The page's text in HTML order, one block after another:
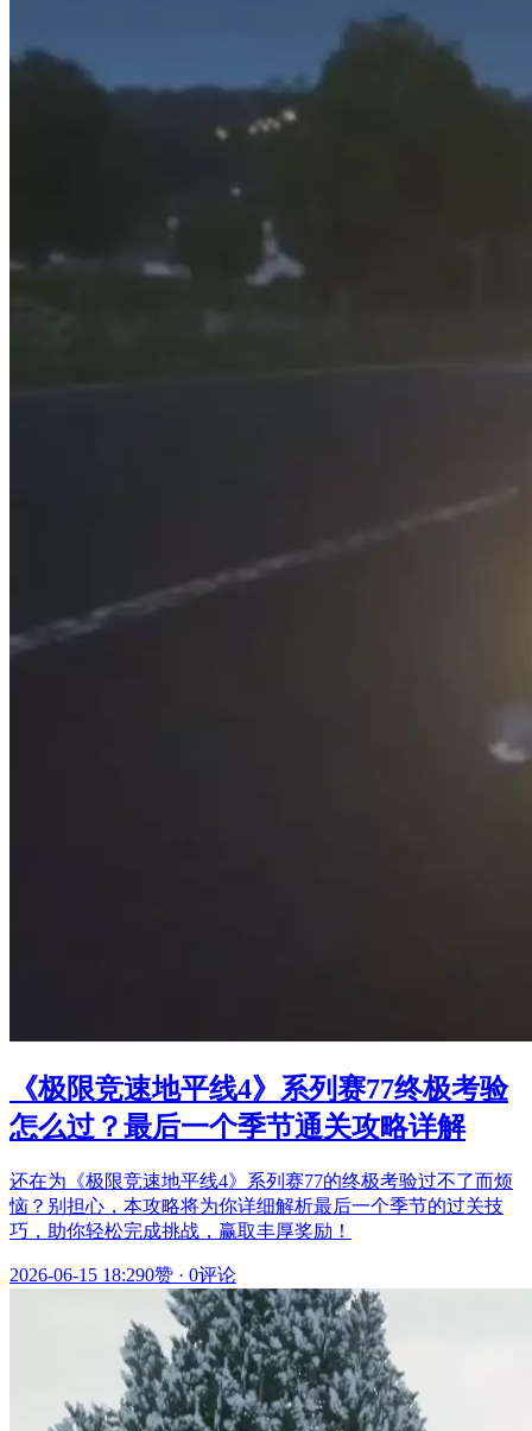
《极限竞速地平线4》系列赛77终极考验
怎么过？最后一个季节通关攻略详解
还在为《极限竞速地平线4》系列赛77的终极考验过不了而烦
恼？别担心，本攻略将为你详细解析最后一个季节的过关技
巧，助你轻松完成挑战，赢取丰厚奖励！
2026-06-15 18:290赞 · 0评论